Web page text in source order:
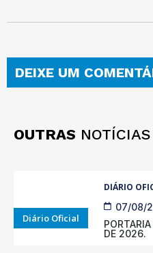
DEIXE UM
OUTRAS NOTÍCIAS
Diário Oficial
DIÁRIO
07/08/
DE 2026.